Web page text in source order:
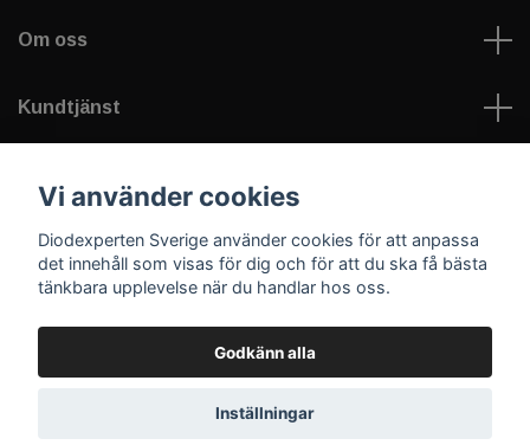
Om oss
Kundtjänst
Sociala medier
© 2026 Diodexperten Sverige
Vi använder cookies
Diodexperten Sverige använder cookies för att anpassa
det innehåll som visas för dig och för att du ska få bästa
tänkbara upplevelse när du handlar hos oss.
Godkänn alla
Inställningar